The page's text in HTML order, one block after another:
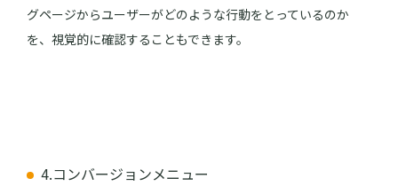
グページからユーザーがどのような行動をとっているのか
を、視覚的に確認することもできます。
4.コンバージョンメニュー